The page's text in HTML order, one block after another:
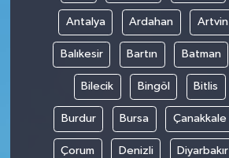
Antalya Ardahan Artvin
Balıkesir Bartın Batman
Bilecik Bingöl Bitlis
Burdur Bursa Çanakkale
Çorum Denizli Diyarbakır